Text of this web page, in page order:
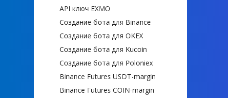
API ключ EXMO
Создание бота для Binance
Создание бота для OKEX
Создание бота для Kucoin
Создание бота для Poloniex
Binance Futures USDT-margin
Binance Futures COIN-margin